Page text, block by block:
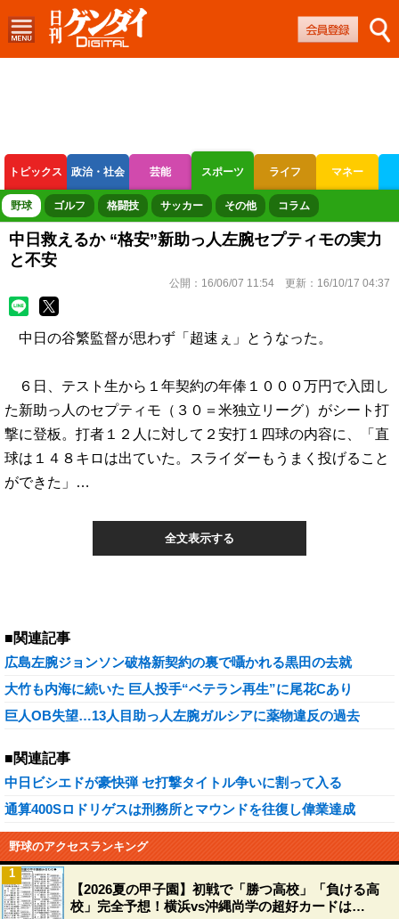
トピックス 政治・社会 芸能 スポーツ ライフ マネー
ボートレース 競輪 オートレース
野球 ゴルフ 格闘技 サッカー その他 コラム
中日救えるか “格安”新助っ人左腕セプティモの実力
と不安
公開： 16/06/07 11:54 更新： 16/10/17 04:37
中日の谷繁監督が思わず「超速ぇ」とうなった。
６日、テスト生から１年契約の年俸１０００万円で入団し
た新助っ人のセプティモ（３０＝米独立リーグ）がシート打
撃に登板。打者１２人に対して２安打１四球の内容に、「直
球は１４８キロは出ていた。スライダーもうまく投げること
ができた」…
全文表示する
■関連記事
広島左腕ジョンソン破格新契約の裏で囁かれる黒田の去就
大竹も内海に続いた 巨人投手“ベテラン再生”に尾花Cあり
巨人OB失望…13人目助っ人左腕ガルシアに薬物違反の過去
■関連記事
中日ビシエドが豪快弾 セ打撃タイトル争いに割って入る
通算400Sロドリゲスは刑務所とマウンドを往復し偉業達成
野球のアクセスランキング
【2026夏の甲子園】初戦で「勝つ高校」「負ける高
校」完全予想！横浜vs沖縄尚学の超好カードは…
1